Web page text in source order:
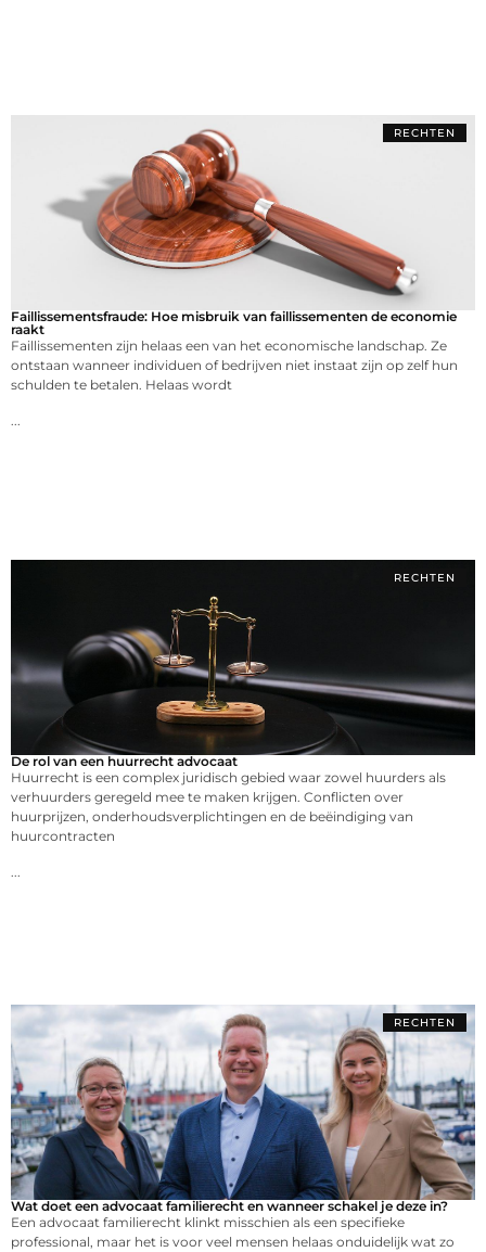
RECHTEN
Faillissementsfraude: Hoe misbruik van faillissementen de economie
raakt
Faillissementen zijn helaas een van het economische landschap. Ze
ontstaan wanneer individuen of bedrijven niet instaat zijn op zelf hun
schulden te betalen. Helaas wordt
RECHTEN
De rol van een huurrecht advocaat
Huurrecht is een complex juridisch gebied waar zowel huurders als
verhuurders geregeld mee te maken krijgen. Conflicten over
huurprijzen, onderhoudsverplichtingen en de beëindiging van
huurcontracten
RECHTEN
Wat doet een advocaat familierecht en wanneer schakel je deze in?
Een advocaat familierecht klinkt misschien als een specifieke
professional, maar het is voor veel mensen helaas onduidelijk wat zo